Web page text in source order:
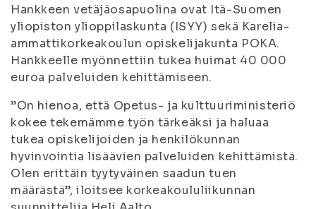
Hankkeen vetäjäosapuolina ovat Itä-Suomen
yliopiston ylioppilaskunta (ISYY) sekä Karelia-
ammattikorkeakoulun opiskelijakunta POKA.
Hankkeelle myönnettiin tukea huimat 40 000
euroa palveluiden kehittämiseen.
”On hienoa, että Opetus- ja kulttuuriministeriö
kokee tekemämme työn tärkeäksi ja haluaa
tukea opiskelijoiden ja henkilökunnan
hyvinvointia lisäävien palveluiden kehittämistä.
Olen erittäin tyytyväinen saadun tuen
määrästä”, iloitsee korkeakoululiikunnan